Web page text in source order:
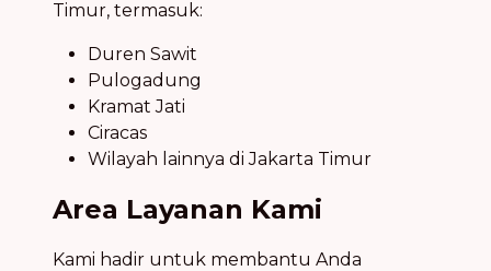
Timur, termasuk:
Duren Sawit
Pulogadung
Kramat Jati
Ciracas
Wilayah lainnya di Jakarta Timur
Area Layanan Kami
Kami hadir untuk membantu Anda